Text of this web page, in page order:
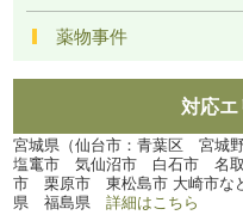
薬物事件
対応
宮城県（仙台市：青葉区 宮
塩竃市 気仙沼市 白石市 名
市 栗原市 東松島市 大崎市な
県 福島県詳細はこちら